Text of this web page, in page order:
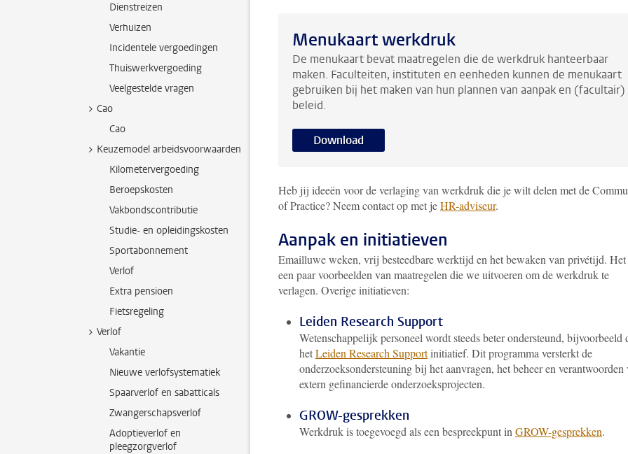
Dienstreizen
Verhuizen
Incidentele vergoedingen
Thuiswerkvergoeding
Veelgestelde vragen
Cao
Cao
Keuzemodel arbeidsvoorwaarden
Kilometervergoeding
Beroepskosten
Vakbondscontributie
Studie- en opleidingskosten
Sportabonnement
Verlof
Extra pensioen
Fietsregeling
Verlof
Vakantie
Nieuwe verlofsystematiek
Spaarverlof en sabatticals
Zwangerschapsverlof
Adoptieverlof en
pleegzorgverlof
Menukaart werkdruk
De menukaart bevat maatregelen die de werkdruk hanteerbaar
maken. Faculteiten, instituten en eenheden kunnen de menukaart
gebruiken bij het maken van hun plannen van aanpak en (facultair)
beleid.
Download
Heb jij ideeën voor de verlaging van werkdruk die je wilt delen met de
of Practice? Neem contact op met jeHR-adviseur.
Aanpak en initiatieven
Emailluwe weken, vrij besteedbare werktijd en het bewaken van privétijd.
een paar voorbeelden van maatregelen die we uitvoeren om de werkdruk te
verlagen. Overige initiatieven:
Leiden Research Support
Wetenschappelijk personeel wordt steeds beter ondersteund, bijvoorbeeld
hetLeiden Research Supportinitiatief. Dit programma versterkt de
onderzoeksondersteuning bij het aanvragen, het beheer en verantwoorden
extern gefinancierde onderzoeksprojecten.
GROW-gesprekken
Werkdruk is toegevoegd als een bespreekpunt in GROW-gesprekken.